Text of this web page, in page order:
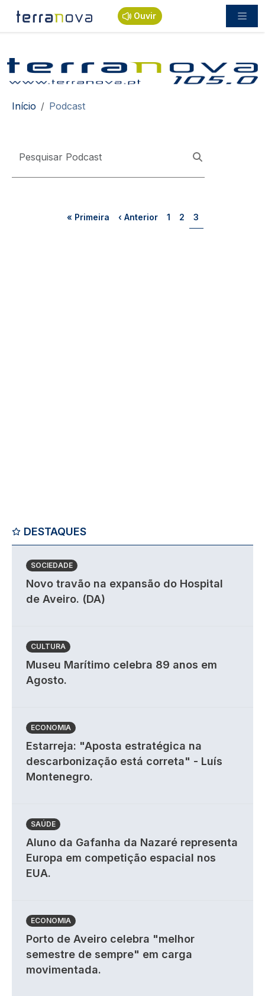
Passar para o conteúdo principal
Ouvir
Navegação estrutural
Início Podcast
Primeira página
« Primeira Página anterior
‹ Anterior Página
1 Página
2 Página
3
DESTAQUES
SOCIEDADE
Novo travão na expansão do Hospital
de Aveiro. (DA)
CULTURA
Museu Marítimo celebra 89 anos em
Agosto.
ECONOMIA
Estarreja: "Aposta estratégica na
descarbonização está correta" - Luís
Montenegro.
SAÚDE
Aluno da Gafanha da Nazaré representa
Europa em competição espacial nos
EUA.
ECONOMIA
Porto de Aveiro celebra "melhor
semestre de sempre" em carga
movimentada.